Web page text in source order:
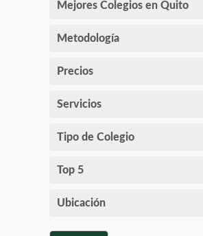
Mejores Colegios en Quito
Metodología
Precios
Servicios
Tipo de Colegio
Top 5
Ubicación